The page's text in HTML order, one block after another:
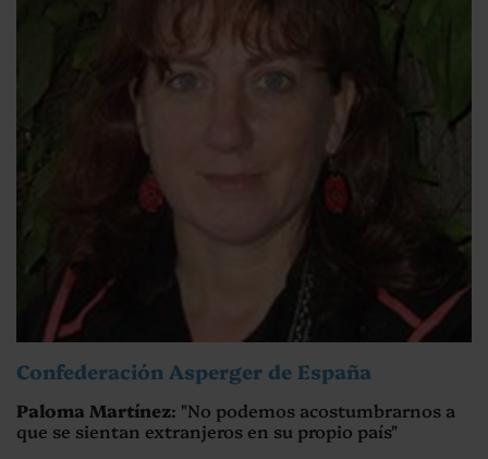
Confederación Asperger de España
Paloma Martínez: "No podemos acostumbrarnos a
que se sientan extranjeros en su propio país"